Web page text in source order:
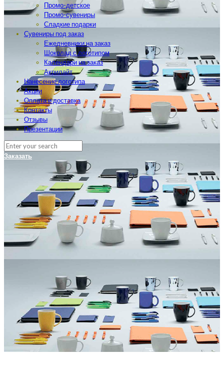
Промо-детское
Промо-сувениры
Сладкие подарки
Сувениры под заказ
Ежедневники на заказ
Шоколад с логотипом
Календари на заказ
Акрилайт
Нанесение логотипа
Акции
Оплата и доставка
Контакты
Отзывы
Презентации
Заказать